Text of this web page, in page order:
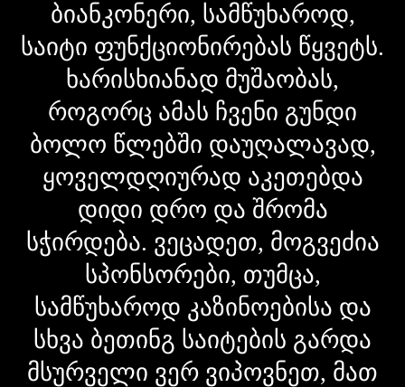
ბიანკონერი, სამწუხაროდ,
საიტი ფუნქციონირებას წყვეტს.
ხარისხიანად მუშაობას,
როგორც ამას ჩვენი გუნდი
ბოლო წლებში დაუღალავად,
ყოველდღიურად აკეთებდა
დიდი დრო და შრომა
სჭირდება. ვეცადეთ, მოგვეძია
სპონსორები, თუმცა,
სამწუხაროდ კაზინოებისა და
სხვა ბეთინგ საიტების გარდა
მსურველი ვერ ვიპოვნეთ, მათ